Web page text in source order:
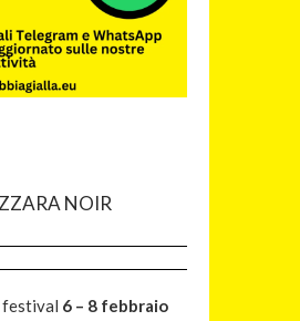
NOIR
festival 6 – 8 febbraio